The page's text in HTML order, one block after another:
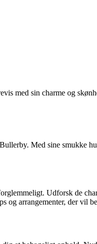
med sin charme og
Med sine smukke
Udforsk de
og arrangementer, der vil